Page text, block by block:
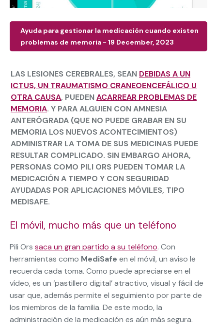
Ayuda para gestionar la medicación cuando existen
problemas de memoria - 19 December, 2023
LAS LESIONES CEREBRALES, SEAN DEBIDAS A UN
ICTUS, UN TRAUMATISMO CRANEOENCEFÁLICO U
OTRA CAUSA, PUEDENACARREAR PROBLEMAS DE
MEMORIA. Y PARA ALGUIEN CON AMNESIA
ANTERÓGRADA (QUE NO PUEDE GRABAR EN SU
MEMORIA LOS NUEVOS ACONTECIMIENTOS)
ADMINISTRAR LA TOMA DE SUS MEDICINAS PUEDE
RESULTAR COMPLICADO. SIN EMBARGO AHORA,
PERSONAS COMO PILI ORS PUEDEN TOMAR LA
MEDICACIÓN A TIEMPO Y CON SEGURIDAD
AYUDADAS POR APLICACIONES MÓVILES, TIPO
MEDISAFE.
El móvil, mucho más que un teléfono
Pili Ors saca un gran partido a su teléfono. Con
herramientas como MediSafe en el móvil, un aviso le
recuerda cada toma. Como puede apreciarse en el
vídeo, es un ‘pastillero digital’ atractivo, visual y fácil de
usar que, además permite el seguimiento por parte de
los miembros de la familia. De este modo, la
administración de la medicación es aún más segura.